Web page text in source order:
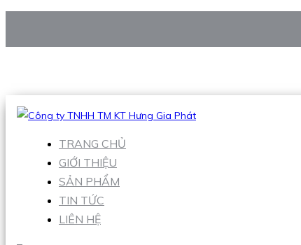
Hotline:0938 906 663
TRANG CHỦ
GIỚI THIỆU
SẢN PHẨM
TIN TỨC
LIÊN HỆ